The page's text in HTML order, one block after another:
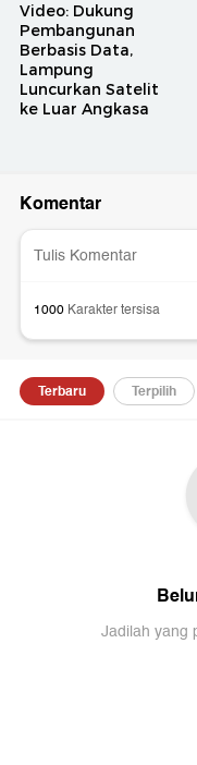
Video: Dukung
Pembangunan
Berbasis Data,
Lampung
Luncurkan Satelit
ke Luar Angkasa